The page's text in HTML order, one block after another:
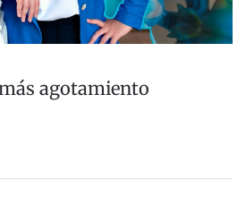
agotamiento